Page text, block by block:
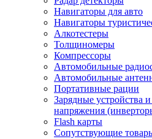
Навигаторы для авто
Навигаторы
Алкотестеры
Толщиномеры
Компрессоры
Автомобильные
Автомобильные
Портативные рации
Зарядные устройства
напряжения
Flash карты
Сопутствующие